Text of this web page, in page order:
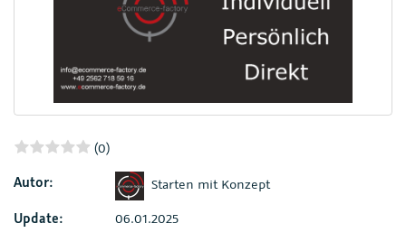
(0)
Autor:
Starten mit Konzept
Update:
06.01.2025